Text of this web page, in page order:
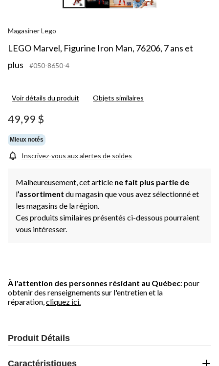
Magasiner Lego
LEGO Marvel, Figurine Iron Man, 76206, 7 ans et
plus
#050-8650-4
Voir détails du produit Objets similaires
49,99 $
Mieux notés
Inscrivez-vous aux alertes de soldes
Malheureusement, cet article ne fait plus partie de
l’assortiment du magasin que vous avez sélectionné et
les magasins de la région.
Ces produits similaires présentés ci-dessous pourraient
vous intéresser.
À l'attention des personnes résidant au Québec: pour
obtenir des renseignements sur l'entretien et la
réparation, cliquez ici.
Produit Détails
Caractéristiques